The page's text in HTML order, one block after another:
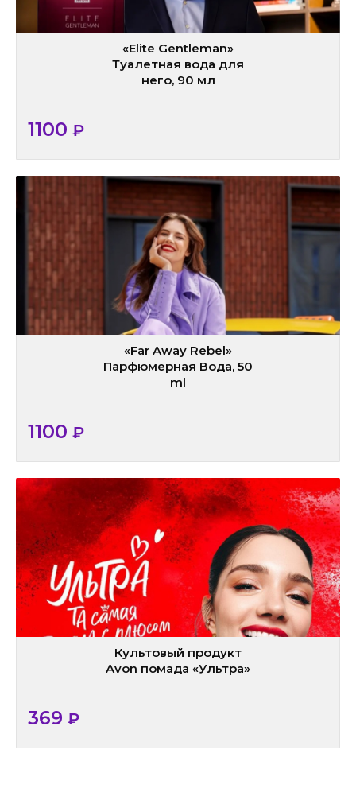
«Elite Gentleman»
Туалетная вода для
него, 90 мл
1100 ₽
«Far Away Rebel»
Парфюмерная Вода, 50
ml
1100 ₽
Культовый продукт
Avon помада «Ультра»
369 ₽